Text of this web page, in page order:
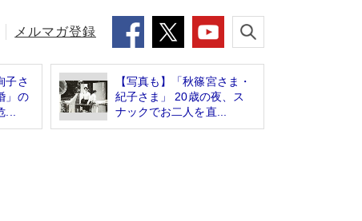
メルマガ登録
子さ
」の
【写真も】「秋篠宮さま・
紀子さま」 20歳の夜、ス
ナックでお二人を直...